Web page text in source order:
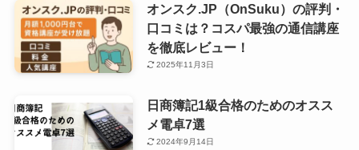
オンスク.JP（OnSuku）の評判・
口コミは？コスパ最強の通信講座
を徹底レビュー！
2025年11月3日
日商簿記1級合格のためのオスス
メ電卓7選
2024年9月14日